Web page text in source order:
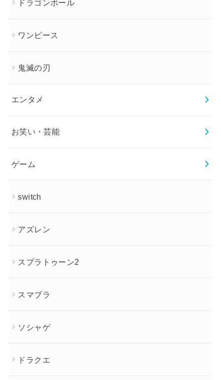
ドラゴンボール
ワンピース
鬼滅の刃
エンタメ
お笑い・芸能
ゲーム
switch
アズレン
スプラトゥーン2
スマブラ
ソシャゲ
ドラクエ